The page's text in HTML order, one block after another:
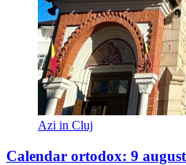
Azi in Cluj
Calendar ortodox: 9